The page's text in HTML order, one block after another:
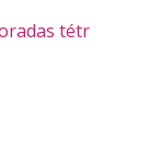
tétris